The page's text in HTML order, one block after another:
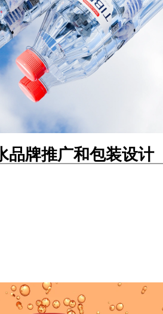
牌推广和包装设计